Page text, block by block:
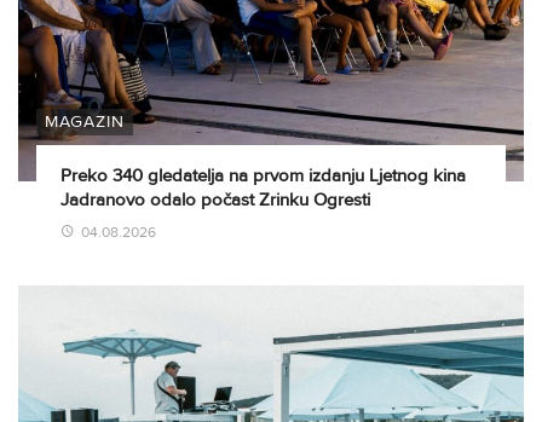
MAGAZIN
Preko 340 gledatelja na prvom izdanju Ljetnog kina
Jadranovo odalo počast Zrinku Ogresti
04.08.2026